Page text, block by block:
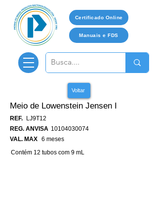
Certificado Online
Manuais e FDS
Voltar
Meio de Lowenstein Jensen I
REF.
LJ9T12
REG. ANVISA 10104030074
VAL. MAX 6 meses
Contém 12 tubos com 9 mL